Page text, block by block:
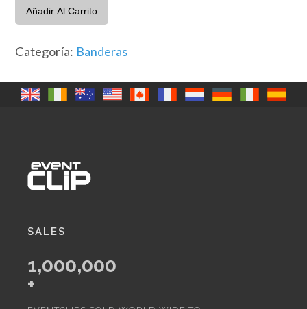
cantidad
Añadir Al Carrito
Categoría: Banderas
SALES
1,000,000
+